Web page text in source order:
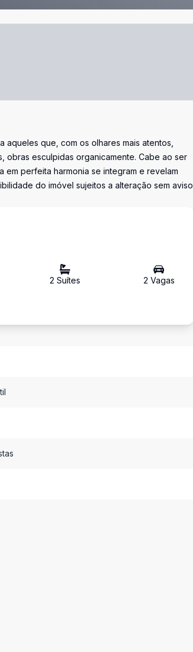
que, com os olhares mais atentos,
obras esculpidas organicamente. Cabe ao ser
perfeita harmonia se integram e revelam
do imóvel sujeitos a alteração sem aviso
2 Suítes 2 Vagas